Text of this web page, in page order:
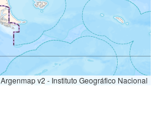
Argenmap v2 - Instituto Geográfico Nacional